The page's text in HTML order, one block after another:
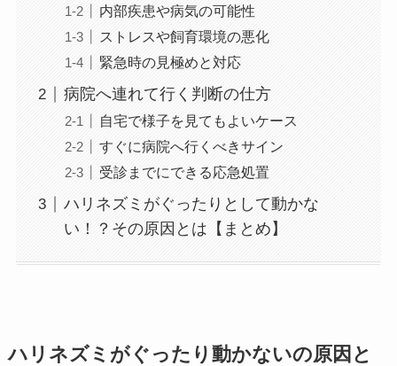
内部疾患や病気の可能性
ストレスや飼育環境の悪化
緊急時の見極めと対応
病院へ連れて行く判断の仕方
自宅で様子を見てもよいケース
すぐに病院へ行くべきサイン
受診までにできる応急処置
ハリネズミがぐったりとして動かな
い！？その原因とは【まとめ】
ハリネズミがぐったり動かないの原因と